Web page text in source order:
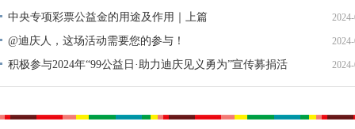
中央专项彩票公益金的用途及作用｜上篇
@迪庆人，这场活动需要您的参与！
积极参与2024年“99公益日·助力迪庆见义勇为”宣传募捐活
动倡议书